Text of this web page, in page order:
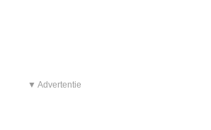
▼ Advertentie